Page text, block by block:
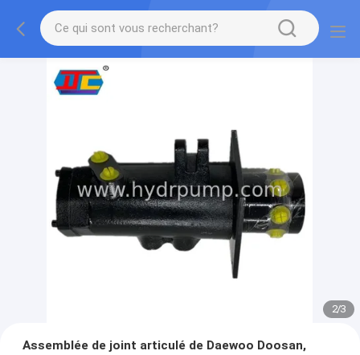
2/3
Assemblée de joint articulé de Daewoo Doosan,